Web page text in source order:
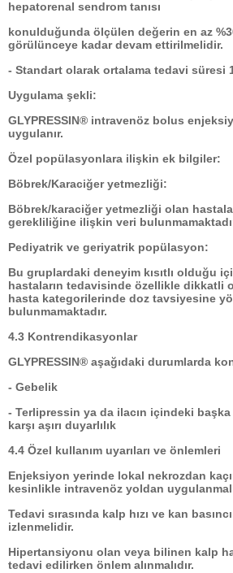
hepatorenal sendrom tanısı
konulduğunda ölçülen değerin en az
görülünceye kadar devam ettirilmelidir.
- Standart olarak ortalama tedavi süresi
Uygulama şekli:
GLYPRESSIN® intravenöz bolus
uygulanır.
Özel popülasyonlara ilişkin ek bilgiler:
Böbrek/Karaciğer yetmezliği:
Böbrek/karaciğer yetmezliği olan
gerekliliğine ilişkin veri
Pediyatrik ve geriyatrik popülasyon:
Bu gruplardaki deneyim kısıtlı olduğu
hastaların tedavisinde özellikle dikkatli
hasta kategorilerinde doz tavsiyesine
bulunmamaktadır.
4.3 Kontrendikasyonlar
GLYPRESSIN® aşağıdaki durumlarda
- Gebelik
- Terlipressin ya da ilacın içindeki
karşı aşırı duyarlılık
4.4 Özel kullanım uyarıları ve önlemleri
Enjeksiyon yerinde lokal nekrozdan
kesinlikle intravenöz yoldan
Tedavi sırasında kalp hızı ve kan
izlenmelidir.
Hipertansiyonu olan veya bilinen kalp
tedavi edilirken önlem alınmalıdır.